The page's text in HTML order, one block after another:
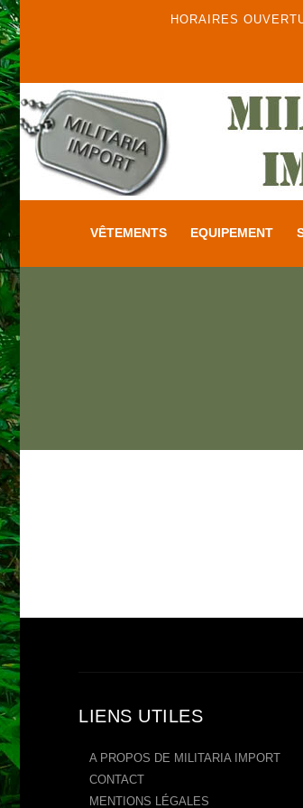
HORAIRES
VÊTEMENTS EQUIPEMENT
LIENS UTILES
A PROPOS DE MILITARIA IMPORT
CONTACT
MENTIONS LÉGALES